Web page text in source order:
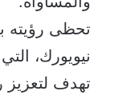
تحظى رؤيته
نيويورك،
تهدف لتعزيز